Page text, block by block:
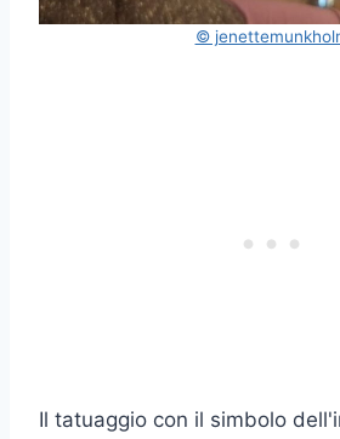
©
Il tatuaggio con il simbolo